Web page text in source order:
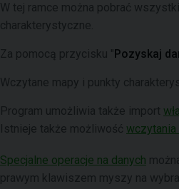
W tej ramce można pobrać
charakterystyczne.
Za pomocą przycisku "Pozyskaj
Wczytane mapy i punkty
Program umożliwia także import
Istnieje także możliwość wczytania
Specjalne operacje na danych
prawym klawiszem myszy na